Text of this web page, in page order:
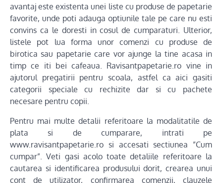
avantaj este existenta unei liste cu produse de papetarie
favorite, unde poti adauga optiunile tale pe care nu esti
convins ca le doresti in cosul de cumparaturi. Ulterior,
listele pot lua forma unor comenzi cu produse de
birotica sau papetarie care vor ajunge la tine acasa in
timp ce iti bei cafeaua. Ravisantpapetarie.ro vine in
ajutorul pregatirii pentru scoala, astfel ca aici gasiti
categorii speciale cu rechizite dar si cu pachete
necesare pentru copii.
Pentru mai multe detalii referitoare la modalitatile de
plata si de cumparare, intrati pe
www.ravisantpapetarie.ro si accesati sectiunea ”Cum
cumpar”. Veti gasi acolo toate detaliile referitoare la
cautarea si identificarea produsului dorit, crearea unui
cont de utilizator, confirmarea comenzii, clauzele